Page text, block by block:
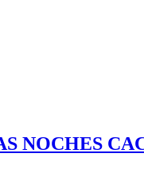
NOCHES